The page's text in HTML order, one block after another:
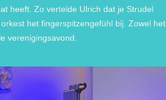
heeft. Zo vertelde Ulrich dat je Strudel
het fingerspitzengefühl bij. Zowel het
verenigingsavond.